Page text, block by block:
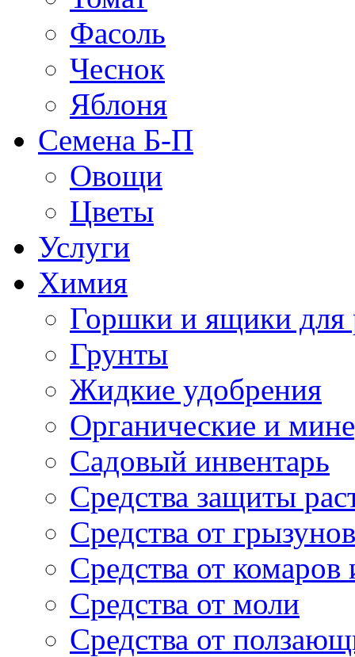
Фасоль
Чеснок
Яблоня
Семена Б-П
Овощи
Цветы
Услуги
Химия
Горшки и ящики для
Грунты
Жидкие удобрения
Органические и
Садовый инвентарь
Средства защиты
Средства от грызунов
Средства от
Средства от моли
Средства от